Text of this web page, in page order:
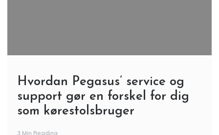
Hvordan Pegasus’ service og
support gør en forskel for dig
som kørestolsbruger
3 Min Reading